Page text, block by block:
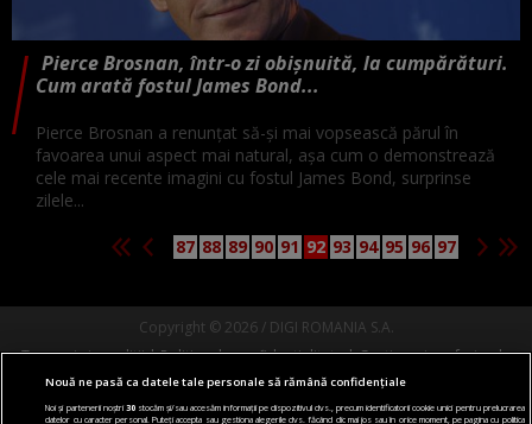
Pierce Brosnan, într-o zi obișnuită, la cumpărături.
Cum arată fostul James Bond...
Pierce Brosnan a renunțat să-și mai vopsească părul în
favoarea unui aspect mai natural, așa cum o demonstrează
cele mai recente imagini cu fostul James Bond, surprinse
zilele...
87 88 89 90 91 92 93 94 95 96 97
Copyright © 2026 / DIGI ROMANIA S.A.
Termeni si conditii
Politica de confidentialitate
Gestionați preferințele
Comunicate de presă
Abonare Digi TV Contact/Info
Nouă ne pasă ca datele tale personale să rămână confidențiale
Noi și partenerii noștri30stocăm și/sau accesăm informații pe dispozitivul dvs., precum identificatorii cookie unici pentru prelucrarea
datelor cu caracter personal. Puteți accepta sau gestiona alegerile dvs. făcând clic mai jos sau în orice moment, pe pagina cu politica